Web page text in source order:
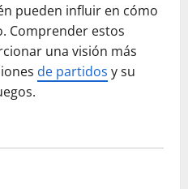
pueden influir en cómo
Comprender estos
una visión más
de partidos y su